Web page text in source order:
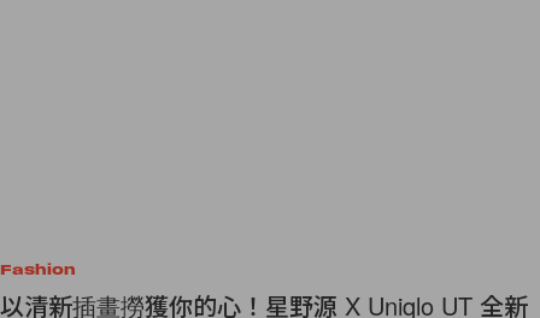
Fashion
以清新插畫撈獲你的心！星野源 X Uniqlo UT 全新